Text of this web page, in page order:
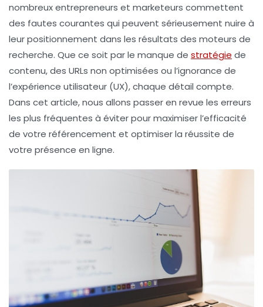
nombreux entrepreneurs et marketeurs commettent
des fautes courantes qui peuvent sérieusement nuire à
leur positionnement dans les résultats des moteurs de
recherche. Que ce soit par le manque de stratégie de
contenu, des URLs non optimisées ou l’ignorance de
l’expérience utilisateur (UX), chaque détail compte.
Dans cet article, nous allons passer en revue les erreurs
les plus fréquentes à éviter pour maximiser l’efficacité
de votre référencement et optimiser la réussite de
votre présence en ligne.